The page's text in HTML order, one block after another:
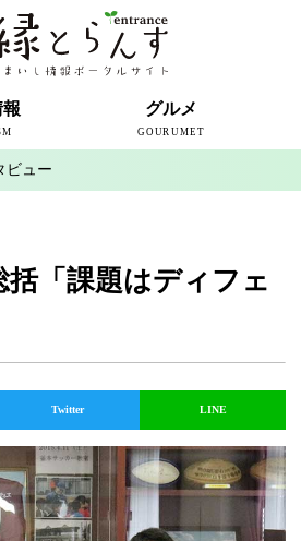
ー
グルメ
GOURUMET
ビュー
「課題はディフェ
Twitter LINE